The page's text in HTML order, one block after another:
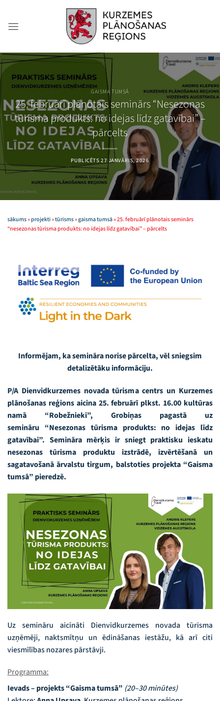
content
GAISMA TUMSĀ
25. februārī plānotais seminārs “Nesezonas
tūrisma produkts: no idejas līdz gatavībai” –
pārcelts
PUBLICĒTS27 JANVĀRIS, 2026
sākums»projekti»tūrisms»gaisma tumsā»25. februārī plānotais seminārs
“nesezonas tūrisma produkts: no idejas līdz gatavībai” – pārcelts
Informējam, ka semināra norise pārcelta, vēl sniegsim
detalizētāku informāciju.
P/A Dienvidkurzemes novada tūrisma centrs un Kurzemes
plānošanas reģions aicina 25. februārī plkst. 16.00 kultūras
namā “Robežnieki”, Grobiņas pagastā uz
semināru “Nesezonas tūrisma produkts: no idejas līdz
gatavībai”. Semināra mērķis ir sniegt praktisku ieskatu
nesezonas tūrisma produktu izstrādē, izvērtēšanā un
sagatavošanā ārvalstu tirgum, balstoties projekta “Gaisma
tumsā” pieredzē.
Uz semināru aicināti Dienvidkurzemes novada tūrisma
uzņēmēji, naktsmītņu un ēdināšanas iestāžu, kā arī citi
viesmīlības nozares pārstāvji.
Programma:
Ievads – projekts “Gaisma tumsā” (20–30 minūtes)